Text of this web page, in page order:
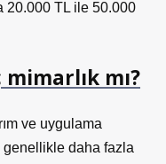
20.000 TL ile 50.000
mı?
ve uygulama
genellikle daha fazla